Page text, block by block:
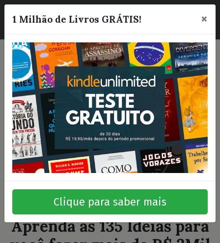
☰
Aprenda as 135 Ideias para
1 Milhão de Livros GRÁTIS! ×
Clique para saber mais